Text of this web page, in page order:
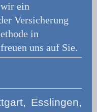
ein
Versicherung
in
uns auf Sie.
Esslingen,